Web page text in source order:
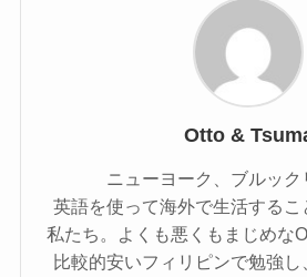
Otto &
ニューヨーク、ブルック
英語を使って海外で生活するこ
私たち。よくも悪くもまじめな
比較的安いフィリピンで勉強